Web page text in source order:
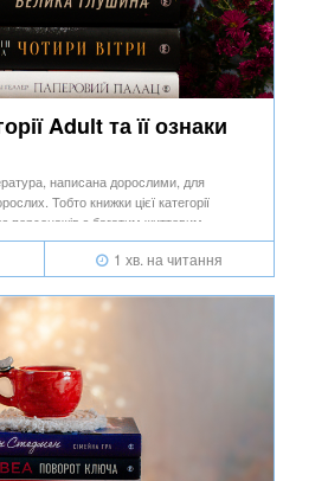
Adult та її ознаки
написана дорослими, для
Тобто книжки цієї категорії
персонажів з багатим життєвим
життя.
1 хв. на читання